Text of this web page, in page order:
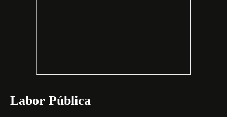
Labor Pública